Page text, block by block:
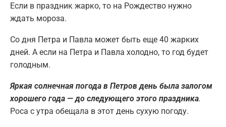
Если в праздник жарко, то на Рождество нужно
ждать мороза.
Со дня Петра и Павла может быть еще 40 жарких
дней. А если на Петра и Павла холодно, то год будет
голодным.
Яркая солнечная погода в Петров день была залогом
хорошего года — до следующего этого праздника.
Роса с утра обещала в этот день сухую погоду.